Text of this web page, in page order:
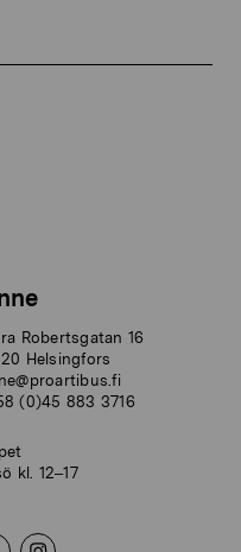
Robertsgatan 16
Helsingfors
(0)45 883 3716
kl. 12–17